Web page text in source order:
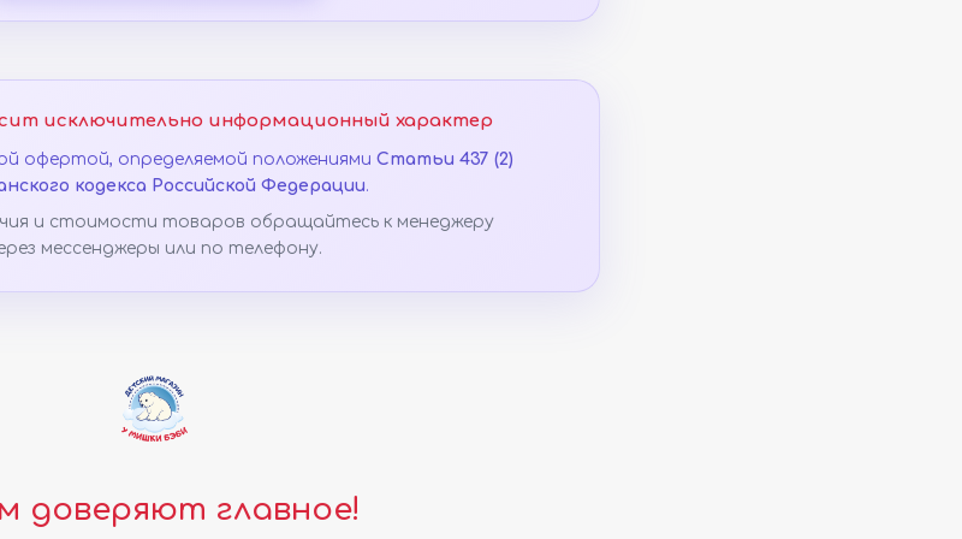
исключительно информационный характер
офертой, определяемой положениями Статьи 437 (2)
кодекса Российской Федерации.
и стоимости товаров обращайтесь к менеджеру
мессенджеры или по телефону.
доверяют главное!